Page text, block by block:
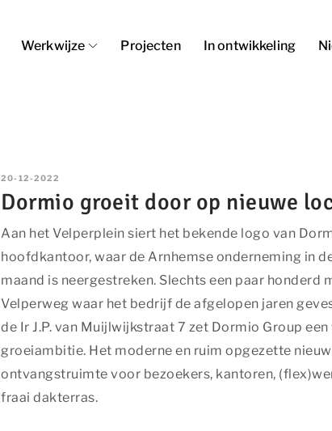
Werkwijze Projecten In ontwikkeling
20-12-2022
Dormio groeit door op nieuwe
Aan het Velperplein siert het bekende logo van
hoofdkantoor, waar de Arnhemse onderneming in
maand is neergestreken. Slechts een paar honderd
Velperweg waar het bedrijf de afgelopen jaren
de Ir J.P. van Muijlwijkstraat 7 zet Dormio Group
groeiambitie. Het moderne en ruim opgezette
ontvangstruimte voor bezoekers, kantoren,
fraai dakterras.